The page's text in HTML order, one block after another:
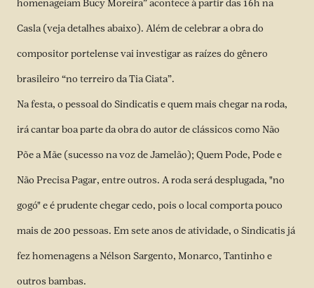
homenageiam Bucy Moreira” acontece à partir das 16h na
Casla (veja detalhes abaixo). Além de celebrar a obra do
compositor portelense vai investigar as raízes do gênero
brasileiro “no terreiro da Tia Ciata”.
Na festa, o pessoal do Sindicatis e quem mais chegar na roda,
irá cantar boa parte da obra do autor de clássicos como Não
Põe a Mãe (sucesso na voz de Jamelão); Quem Pode, Pode e
Não Precisa Pagar, entre outros. A roda será desplugada, "no
gogó" e é prudente chegar cedo, pois o local comporta pouco
mais de 200 pessoas. Em sete anos de atividade, o Sindicatis já
fez homenagens aNélson Sargento, Monarco, Tantinho e
outros bambas.